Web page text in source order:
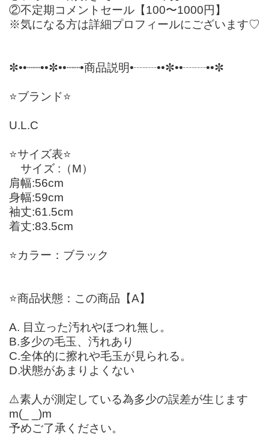
②不定期コメントセール【100〜1000円】
※気になる方は詳細プロフィールにございます♡
✼••┈┈••✼••┈┈•商品説明•┈┈••✼••┈┈••✼
⭐️ブランド⭐️
U.L.C
⭐️サイズ表⭐️
サイズ :（M）
肩幅:56cm
身幅:59cm
袖丈:61.5cm
着丈:83.5cm
⭐️カラー：ブラック
⭐️商品状態：この商品【A】
A. 目立った汚れやほつれ無し。
B.多少の毛玉、汚れあり
C.全体的に擦れや毛玉が見られる。
D.状態があまりよくない
⚠️素人が測定している為多少の誤差が生じます
m(_ _)m
予めご了承ください。